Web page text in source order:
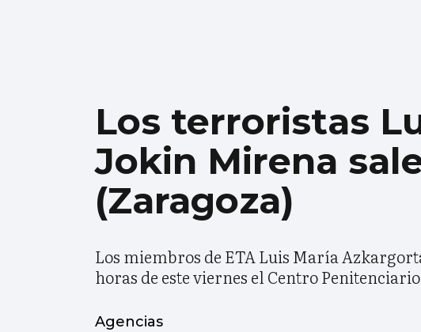
Los terroristas
Jokin Mirena
(Zaragoza)
Los miembros de ETA Luis María
horas de este viernes el Centro
Agencias